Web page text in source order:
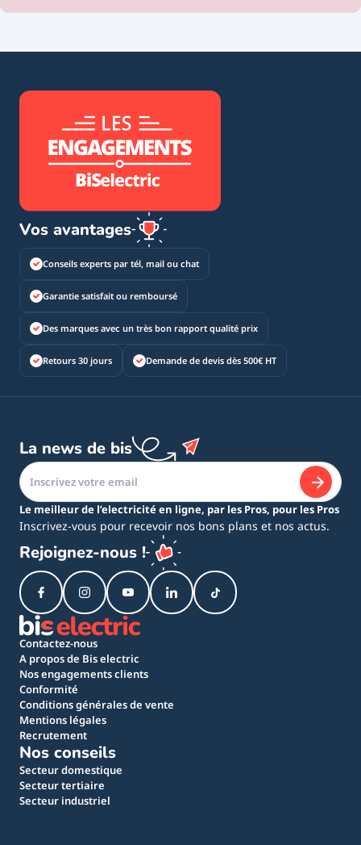
Pour plus de précision pour le choix d’eclairage LED
equivalence ampoules basse consommation
Vos avantages
Conseils experts par tél, mail ou chat
Garantie satisfait ou remboursé
Des marques avec un très bon rapport qualité prix
Retours 30 jours Demande de devis dès 500€ HT
La news de bis
Le meilleur de l’electricité en ligne, par les Pros, pour les Pros
Inscrivez-vous pour recevoir nos bons plans et nos actus.
Rejoignez-nous !
Contactez-nous
A propos de Bis electric
Nos engagements clients
Conformité
Conditions générales de vente
Mentions légales
Recrutement
Nos conseils
Secteur domestique
Secteur tertiaire
Secteur industriel